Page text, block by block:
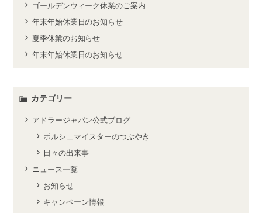
ゴールデンウィーク休業のご案内
年末年始休業日のお知らせ
夏季休業のお知らせ
年末年始休業日のお知らせ
カテゴリー
アドラージャパン公式ブログ
ポルシェマイスターのつぶやき
日々の出来事
ニュース一覧
お知らせ
キャンペーン情報